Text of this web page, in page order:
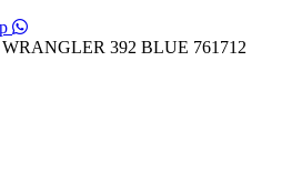
WRANGLER 392 BLUE 761712